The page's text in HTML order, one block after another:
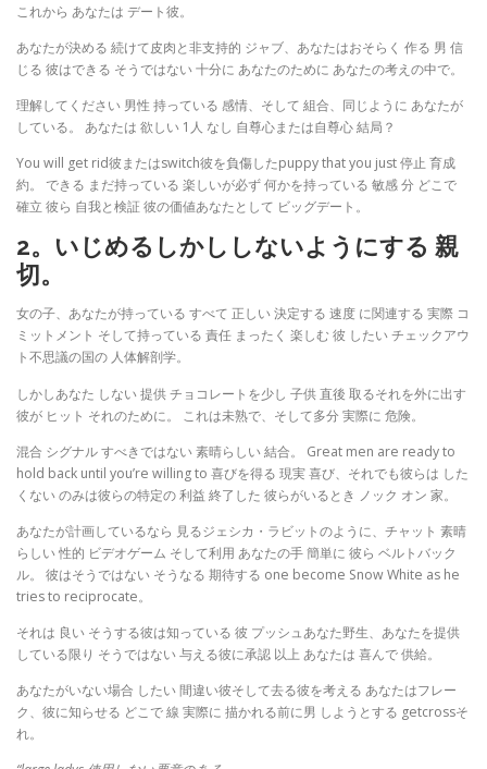
これから あなたは デート彼。
あなたが決める 続けて皮肉と非支持的 ジャブ、あなたはおそらく 作る 男 信
じる 彼はできる そうではない 十分に あなたのために あなたの考えの中で。
理解してください 男性 持っている 感情、そして 組合、同じように あなたが
している。 あなたは 欲しい 1人 なし 自尊心または自尊心 結局？
You will get rid彼またはswitch彼を負傷したpuppy that you just 停止 育成
約。 できる まだ持っている 楽しいが必ず 何かを持っている 敏感 分 どこで
確立 彼ら 自我と検証 彼の価値あなたとして ビッグデート。
2。いじめるしかししないようにする 親
切。
女の子、あなたが持っている すべて 正しい 決定する 速度 に関連する 実際 コ
ミットメント そして持っている 責任 まったく 楽しむ 彼 したい チェックアウ
ト不思議の国の 人体解剖学。
しかしあなた しない 提供 チョコレートを少し 子供 直後 取るそれを外に出す
彼が ヒット それのために。 これは未熟で、そして多分 実際に 危険。
混合 シグナル すべきではない 素晴らしい 結合。 Great men are ready to
hold back until you’re willing to 喜びを得る 現実 喜び、それでも彼らは した
くない のみは彼らの特定の 利益 終了した 彼らがいるとき ノック オン 家。
あなたが計画しているなら 見るジェシカ・ラビットのように、チャット 素晴
らしい 性的 ビデオゲーム そして利用 あなたの手 簡単に 彼ら ベルトバック
ル。 彼はそうではない そうなる 期待する one become Snow White as he
tries to reciprocate。
それは 良い そうする彼は知っている 彼 プッシュあなた野生、あなたを提供
している限り そうではない 与える彼に承認 以上 あなたは 喜んで 供給。
あなたがいない場合 したい 間違い彼そして去る彼を考える あなたはフレー
ク、彼に知らせる どこで 線 実際に 描かれる前に男 しようとする getcrossそ
れ。